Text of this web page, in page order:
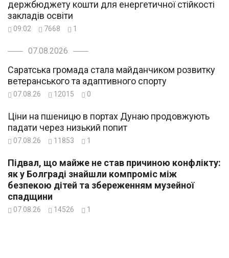
держбюджету кошти для енергетичної стійкості
закладів освіти
09:02 7668 1
07.08.2026
Саратська громада стала майданчиком розвитку
ветеранського та адаптивного спорту
07.08.26 12015 0
Ціни на пшеницю в портах Дунаю продовжують
падати через низький попит
07.08.26 11853 1
Підвал, що майже не став причиною конфлікту:
як у Болграді знайшли компроміс між
безпекою дітей та збереженням музейної
спадщини
07.08.26 14526 1